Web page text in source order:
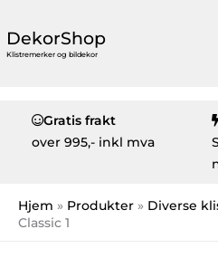
DekorShop
Klistremerker og bildekor
Gratis frakt
over 995,- inkl mva
Hjem Produkter Diverse
Classic 1